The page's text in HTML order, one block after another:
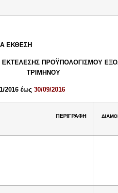
ΕΚΘΕΣΗ
ΕΚΤΕΛΕΣΗΣ ΠΡΟΫΠΟΛΟΓΙΣΜΟΥ
ΤΡΙΜΗΝΟΥ
2016 έως 30/09/2016
ΠΕΡΙΓΡΑΦΗ